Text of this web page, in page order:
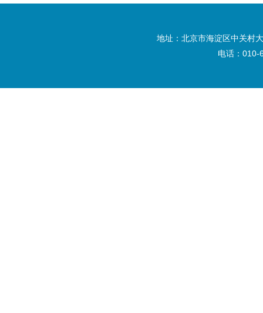
地址：北京市海淀区中关村
电话：